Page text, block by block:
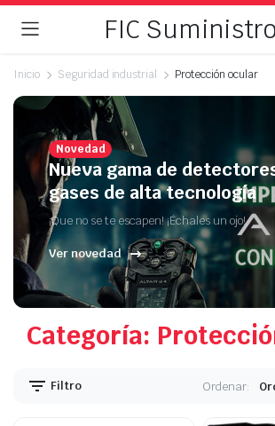
FIC
Inicio Seguridad industrial Protección ocular
Novedad
Nueva gama de
gases de alta tecnología
¡Que no se te escapen! ¡Échales un ojo!
Ver novedad
Categoría:
Filtro Ordenar: